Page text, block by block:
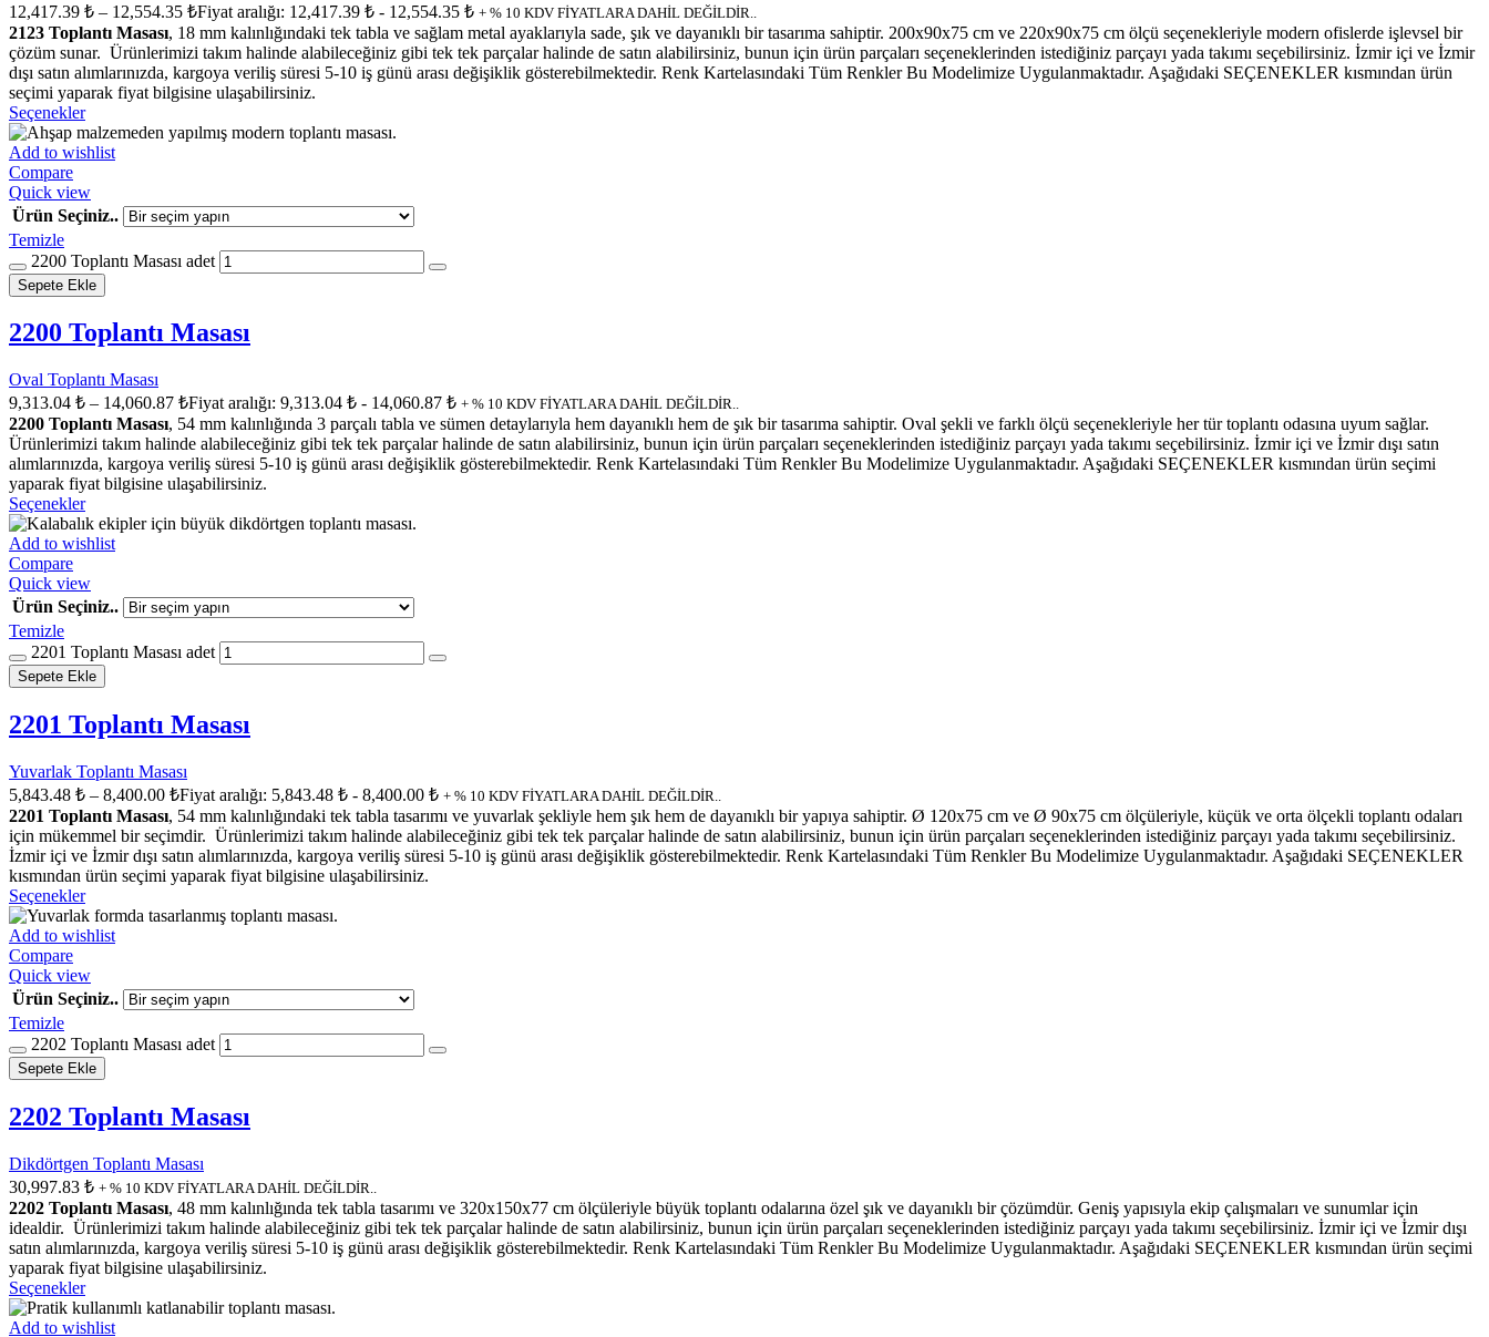
12,417.39 ₺ – 12,554.35 ₺Fiyat aralığı: 12,417.39 ₺ - 12,554.35 ₺ + % 10 KDV FİYATLARA DAHİL DEĞİLDİR..
2123 Toplantı Masası, 18 mm kalınlığındaki tek tabla ve sağlam metal ayaklarıyla sade, şık ve dayanıklı bir tasarıma sahiptir. 200x90x75 cm ve 220x90x75 cm ölçü seçenekleriyle modern ofislerde işlevsel bir
çözüm sunar. Ürünlerimizi takım halinde alabileceğiniz gibi tek tek parçalar halinde de satın alabilirsiniz, bunun için ürün parçaları seçeneklerinden istediğiniz parçayı yada takımı seçebilirsiniz. İzmir içi ve İzmir
dışı satın alımlarınızda, kargoya veriliş süresi 5-10 iş günü arası değişiklik gösterebilmektedir. Renk Kartelasındaki Tüm Renkler Bu Modelimize Uygulanmaktadır. Aşağıdaki SEÇENEKLER kısmından ürün
seçimi yaparak fiyat bilgisine ulaşabilirsiniz.
Seçenekler
Add to wishlist
Compare
Quick view
Ürün Seçiniz..
Temizle
2200 Toplantı Masası adet
Sepete Ekle
2200 Toplantı Masası
Oval Toplantı Masası
9,313.04 ₺ – 14,060.87 ₺Fiyat aralığı: 9,313.04 ₺ - 14,060.87 ₺ + % 10 KDV FİYATLARA DAHİL DEĞİLDİR..
2200 Toplantı Masası, 54 mm kalınlığında 3 parçalı tabla ve sümen detaylarıyla hem dayanıklı hem de şık bir tasarıma sahiptir. Oval şekli ve farklı ölçü seçenekleriyle her tür toplantı odasına uyum sağlar.
Ürünlerimizi takım halinde alabileceğiniz gibi tek tek parçalar halinde de satın alabilirsiniz, bunun için ürün parçaları seçeneklerinden istediğiniz parçayı yada takımı seçebilirsiniz. İzmir içi ve İzmir dışı satın
alımlarınızda, kargoya veriliş süresi 5-10 iş günü arası değişiklik gösterebilmektedir. Renk Kartelasındaki Tüm Renkler Bu Modelimize Uygulanmaktadır. Aşağıdaki SEÇENEKLER kısmından ürün seçimi
yaparak fiyat bilgisine ulaşabilirsiniz.
Seçenekler
Add to wishlist
Compare
Quick view
Ürün Seçiniz..
Temizle
2201 Toplantı Masası adet
Sepete Ekle
2201 Toplantı Masası
Yuvarlak Toplantı Masası
5,843.48 ₺ – 8,400.00 ₺Fiyat aralığı: 5,843.48 ₺ - 8,400.00 ₺ + % 10 KDV FİYATLARA DAHİL DEĞİLDİR..
2201 Toplantı Masası, 54 mm kalınlığındaki tek tabla tasarımı ve yuvarlak şekliyle hem şık hem de dayanıklı bir yapıya sahiptir. Ø 120x75 cm ve Ø 90x75 cm ölçüleriyle, küçük ve orta ölçekli toplantı odaları
için mükemmel bir seçimdir. Ürünlerimizi takım halinde alabileceğiniz gibi tek tek parçalar halinde de satın alabilirsiniz, bunun için ürün parçaları seçeneklerinden istediğiniz parçayı yada takımı seçebilirsiniz.
İzmir içi ve İzmir dışı satın alımlarınızda, kargoya veriliş süresi 5-10 iş günü arası değişiklik gösterebilmektedir. Renk Kartelasındaki Tüm Renkler Bu Modelimize Uygulanmaktadır. Aşağıdaki SEÇENEKLER
kısmından ürün seçimi yaparak fiyat bilgisine ulaşabilirsiniz.
Seçenekler
Add to wishlist
Compare
Quick view
Ürün Seçiniz..
Temizle
2202 Toplantı Masası adet
Sepete Ekle
2202 Toplantı Masası
Dikdörtgen Toplantı Masası
30,997.83 ₺ + % 10 KDV FİYATLARA DAHİL DEĞİLDİR..
2202 Toplantı Masası, 48 mm kalınlığında tek tabla tasarımı ve 320x150x77 cm ölçüleriyle büyük toplantı odalarına özel şık ve dayanıklı bir çözümdür. Geniş yapısıyla ekip çalışmaları ve sunumlar için
idealdir. Ürünlerimizi takım halinde alabileceğiniz gibi tek tek parçalar halinde de satın alabilirsiniz, bunun için ürün parçaları seçeneklerinden istediğiniz parçayı yada takımı seçebilirsiniz. İzmir içi ve İzmir dışı
satın alımlarınızda, kargoya veriliş süresi 5-10 iş günü arası değişiklik gösterebilmektedir. Renk Kartelasındaki Tüm Renkler Bu Modelimize Uygulanmaktadır. Aşağıdaki SEÇENEKLER kısmından ürün seçimi
yaparak fiyat bilgisine ulaşabilirsiniz.
Seçenekler
Add to wishlist